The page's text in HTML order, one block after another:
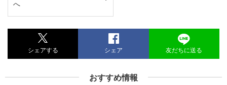
へ
シェアする シェア 友だちに送る
おすすめ情報